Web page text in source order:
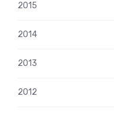
2015
2014
2013
2012